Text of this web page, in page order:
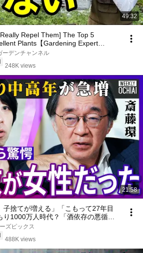
49:32
Repel Them] The Top 5
Plants【Gardening Expert
ーデンチャンネル
248K views
21:58
子捨てが増える」「こもって27年目
り1000万人時代？「酒依存の悪循環
者、斎藤環が明かす実態…子ども、家
登校の３大原因、孤独死の懸念【落合
ズピックス
488K views